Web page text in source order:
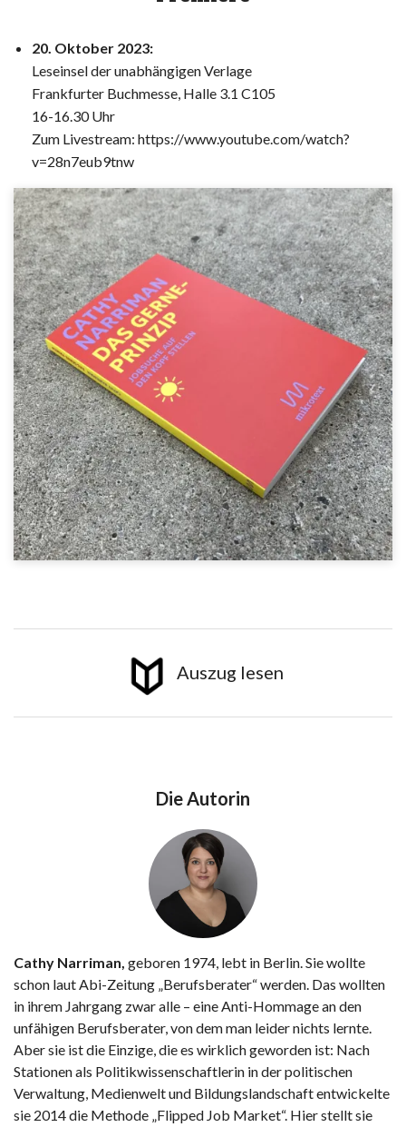
20. Oktober 2023:
Leseinsel der unabhängigen Verlage
Frankfurter Buchmesse, Halle 3.1 C105
16-16.30 Uhr
Zum Livestream: https://www.youtube.com/watch?
v=28n7eub9tnw
Auszug lesen
Die Autorin
Cathy Narriman, geboren 1974, lebt in Berlin. Sie wollte
schon laut Abi-Zeitung „Berufsberater“ werden. Das wollten
in ihrem Jahrgang zwar alle – eine Anti-Hommage an den
unfähigen Berufsberater, von dem man leider nichts lernte.
Aber sie ist die Einzige, die es wirklich geworden ist: Nach
Stationen als Politikwissenschaftlerin in der politischen
Verwaltung, Medienwelt und Bildungslandschaft entwickelte
sie 2014 die Methode „Flipped Job Market“. Hier stellt sie